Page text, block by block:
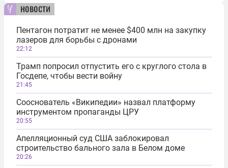
новости
Пентагон потратит не менее $400 млн на закупку
лазеров для борьбы с дронами
22:12
Трамп попросил отпустить его с круглого стола в
Госдепе, чтобы вести войну
21:45
Сооснователь «Википедии» назвал платформу
инструментом пропаганды ЦРУ
20:55
Апелляционный суд США заблокировал
строительство бального зала в Белом доме
20:26